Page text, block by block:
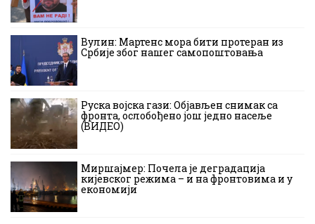
Вулин: Мартенс мора бити протеран из
Србије због нашег самопоштовања
Руска војска гази: Објављен снимак са
фронта, ослобођено још једно насеље
(ВИДЕО)
Миршајмер: Почела је деградација
кијевског режима – и на фронтовима и у
економији